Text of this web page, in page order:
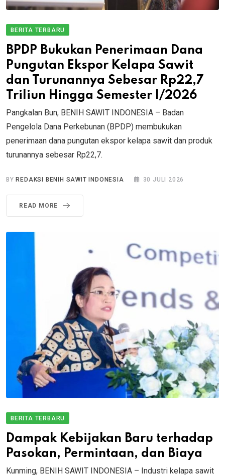
BERITA TERBARU
BPDP Bukukan Penerimaan Dana
Pungutan Ekspor Kelapa Sawit
dan Turunannya Sebesar Rp22,7
Triliun Hingga Semester I/2026
Pangkalan Bun, BENIH SAWIT INDONESIA – Badan
Pengelola Dana Perkebunan (BPDP) membukukan
penerimaan dana pungutan ekspor kelapa sawit dan produk
turunannya sebesar Rp22,7.
BY REDAKSI BENIH SAWIT INDONESIA 30 JULI 2026
READ MORE
BERITA TERBARU
Dampak Kebijakan Baru terhadap
Pasokan, Permintaan, dan Biaya
Kunming, BENIH SAWIT INDONESIA – Industri kelapa sawit